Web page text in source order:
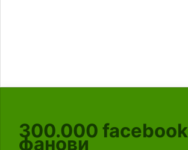
300.000 facebook
фанови